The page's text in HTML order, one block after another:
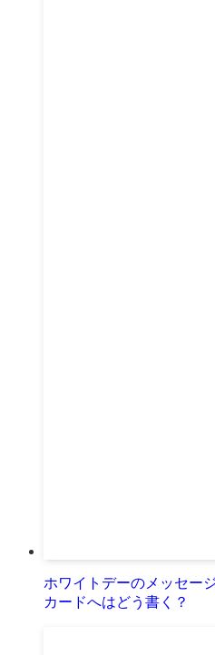
ホワイトデーのメッセー
カードへはどう書く？